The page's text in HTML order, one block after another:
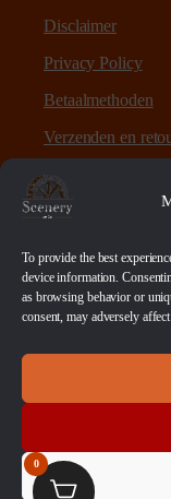
To provide the best
device information.
as browsing behavior or
consent, may adversely
Disclaimer
Privacy Policy
Betaalmethoden
Verzenden en
Sitemap
Over
Scenery en Zo is
scenery. Maar
0